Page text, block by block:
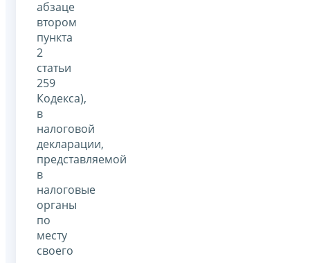
абзаце
втором
пункта
2
статьи
259
Кодекса),
в
налоговой
декларации,
представляемой
в
налоговые
органы
по
месту
своего